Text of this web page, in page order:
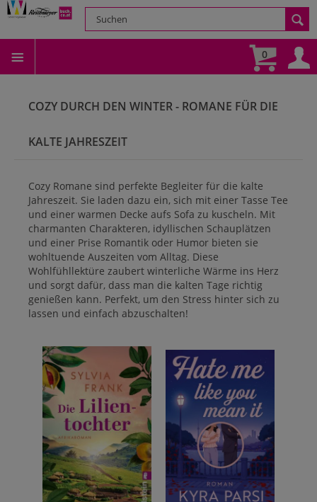
0
COZY DURCH DEN WINTER - ROMANE FÜR DIE
KALTE JAHRESZEIT
Cozy Romane sind perfekte Begleiter für die kalte
Jahreszeit. Sie laden dazu ein, sich mit einer Tasse Tee
und einer warmen Decke aufs Sofa zu kuscheln. Mit
charmanten Charakteren, idyllischen Schauplätzen
und einer Prise Romantik oder Humor bieten sie
wohltuende Auszeiten vom Alltag. Diese
Wohlfühllektüre zaubert winterliche Wärme ins Herz
und sorgt dafür, dass man die kalten Tage richtig
genießen kann. Perfekt, um den Stress hinter sich zu
lassen und einfach abzuschalten!